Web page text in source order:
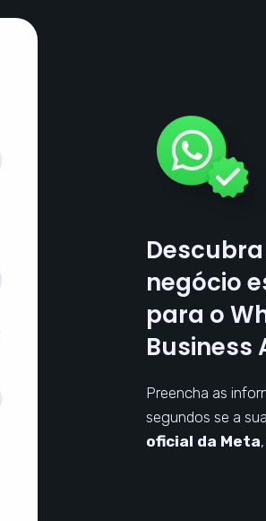
negócio
para o
Business
Preencha as
segundos se a
oficial da Meta